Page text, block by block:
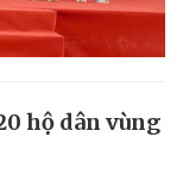
hộ dân vùng